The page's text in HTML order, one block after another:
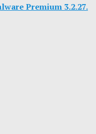
Premium 3.2.27.